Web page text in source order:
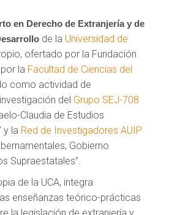
en Derecho de Extranjería y de
de la Universidad de
ofertado por la Fundación
la Facultad de Ciencias del
como actividad de
del Grupo SEJ-708
Claudia de Estudios
y la Red de Investigadores AUIP
Gobierno
Supraestatales”.
de la UCA, integra
enseñanzas teórico-prácticas